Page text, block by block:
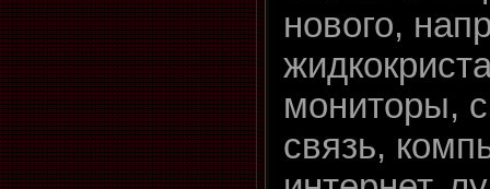
нового,
мониторы,
связь,